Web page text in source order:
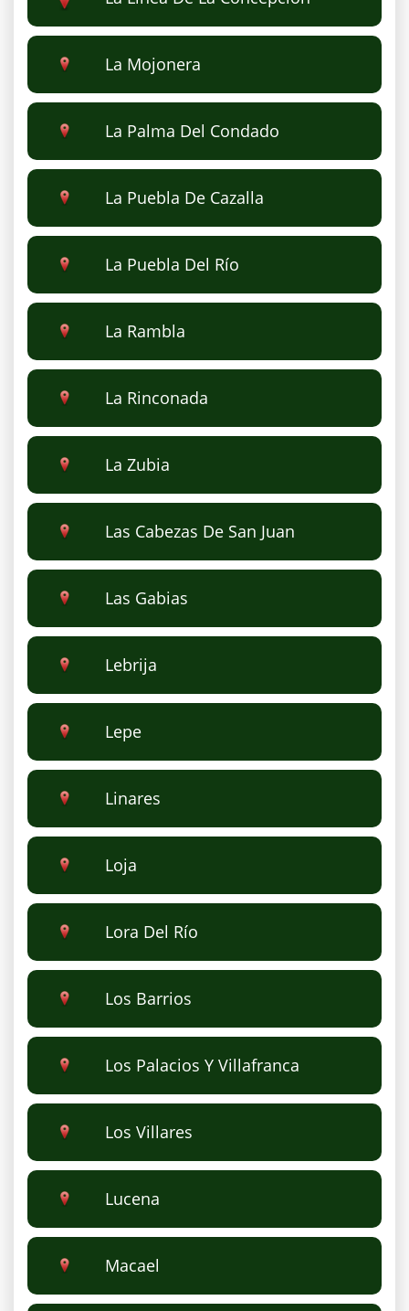
La Mojonera
La Palma Del Condado
La Puebla De Cazalla
La Puebla Del Río
La Rambla
La Rinconada
La Zubia
Las Cabezas De San Juan
Las Gabias
Lebrija
Lepe
Linares
Loja
Lora Del Río
Los Barrios
Los Palacios Y Villafranca
Los Villares
Lucena
Macael